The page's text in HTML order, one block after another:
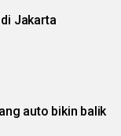
Jakarta
auto bikin balik